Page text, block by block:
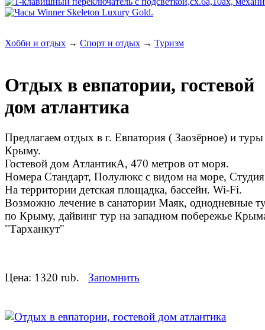
Хобби и отдых → Спорт и отдых → Туризм
Отдых в евпатории, гостевой
дом атлантика
Предлагаем отдых в г. Евпатория ( Заозёрное) и
Крыму.
Гостевой дом АтлантикА, 470 метров от моря.
Номера Стандарт, Полулюкс с видом на море,
На территории детская площадка, бассейн. Wi-Fi.
Возможно лечение в санатории Маяк, однодневные
по Крыму, дайвинг тур на западном побережье
"Тарханкут"
Цена: 1320 rub. Запомнить